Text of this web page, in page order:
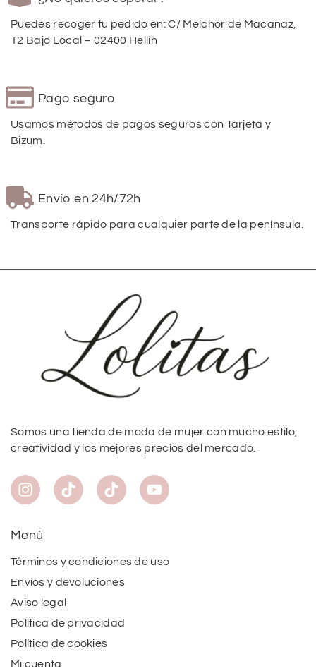
Puedes recoger tu pedido en: C/ Melchor de Macanaz,
12 Bajo Local – 02400 Hellín
Pago seguro
Usamos métodos de pagos seguros con Tarjeta y
Bizum.
Envío en 24h/72h
Transporte rápido para cualquier parte de la península.
Somos una tienda de moda de mujer con mucho estilo,
creatividad y los mejores precios del mercado.
Menú
Términos y condiciones de uso
Envíos y devoluciones
Aviso legal
Política de privacidad
Política de cookies
Mi cuenta